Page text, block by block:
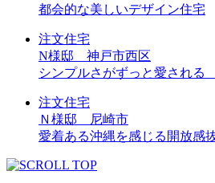
都会的な美しいデザイン住宅
注文住宅
N様邸 神戸市西区
シンプルさがずっと愛され
注文住宅
Ｎ様邸 尼崎市
愛着ある沖縄を感じる開放感